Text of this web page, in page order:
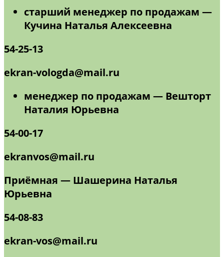
старший менеджер по продажам —
Кучина Наталья Алексеевна
54-25-13
ekran-vologda@mail.ru
менеджер по продажам — Вешторт
Наталия Юрьевна
54-00-17
ekranvos@mail.ru
Приёмная — Шашерина Наталья
Юрьевна
54-08-83
ekran-vos@mail.ru